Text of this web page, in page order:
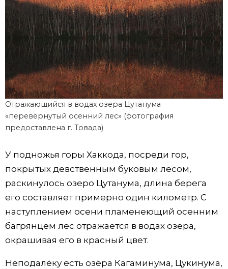
Отражающийся в водах озера Цутанума
«перевёрнутый осенний лес» (фотография
предоставлена г. Товада)
У подножья горы Хаккода, посреди гор,
покрытых девственным буковым лесом,
раскинулось озеро Цутанума, длина берега
его составляет примерно один километр. С
наступлением осени пламенеющий осенним
багрянцем лес отражается в водах озера,
окрашивая его в красный цвет.
Неподалёку есть озёра Кагаминума, Цукинума,